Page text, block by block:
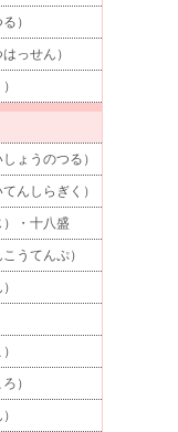
）
っせん）
ょうのつる）
んしらぎく）
・十八盛
うてんぷ）
）